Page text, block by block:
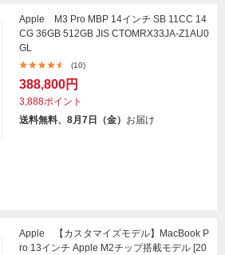
Apple M3 Pro MBP 14インチ SB 11CC 14
CG 36GB 512GB JIS CTOMRX33JA-Z1AU0
GL
(10)
388,800円
3,888ポイント
送料無料、8月7日（金） お届け
Apple 【カスタマイズモデル】MacBook P
ro 13インチ Apple M2チップ搭載モデル [20